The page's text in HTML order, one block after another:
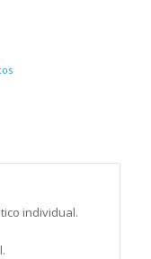
individual.